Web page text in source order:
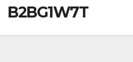
B2BG1W7T